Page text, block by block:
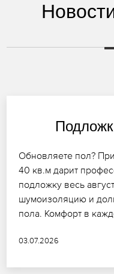
Обновляете пол?
40 кв.м дарит
подложку весь
шумоизоляцию и
пола. Комфорт в
03.07.2026